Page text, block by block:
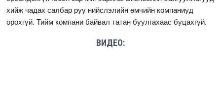
хийж чадах салбар руу нийслэлийн өмчийн компаниуд
орохгүй. Тийм компани байвал татан буулгахаас буцахгүй.
ВИДЕО: